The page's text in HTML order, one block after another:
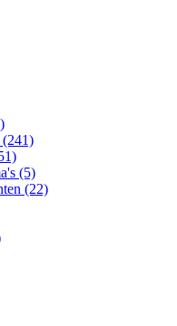
(241)
(5)
(22)